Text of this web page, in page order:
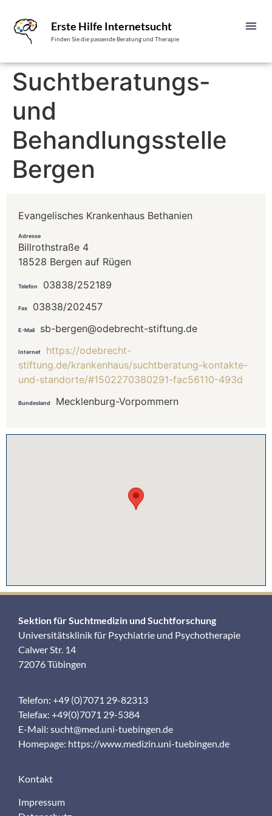
Erste Hilfe Internetsucht
Finden Sie die passende Beratung und Therapie
Suchtberatungs-
und
Behandlungsstelle
Bergen
Evangelisches Krankenhaus Bethanien
Adresse
Billrothstraße 4
18528 Bergen auf Rügen
Telefon 03838/252189
Fax 03838/202457
E-Mail sb-bergen@odebrecht-stiftung.de
Internet
https://odebrecht-
stiftung.de/krankenhaus/suchtberatung-kontakte-
und-standorte/#1502270380291-fac56110-493d
Bundesland Mecklenburg-Vorpommern
Sektion für Suchtmedizin und Suchtforschung
Universitätsklinik für Psychiatrie und Psychotherapie
Calwer Str. 14
72076 Tübingen
Telefon: +49 (0)7071 29-82313
Telefax: +49(0)7071 29-5384
E-Mail: sucht@med.uni-tuebingen.de
Homepage: https://www.medizin.uni-tuebingen.de
Kontakt
Impressum